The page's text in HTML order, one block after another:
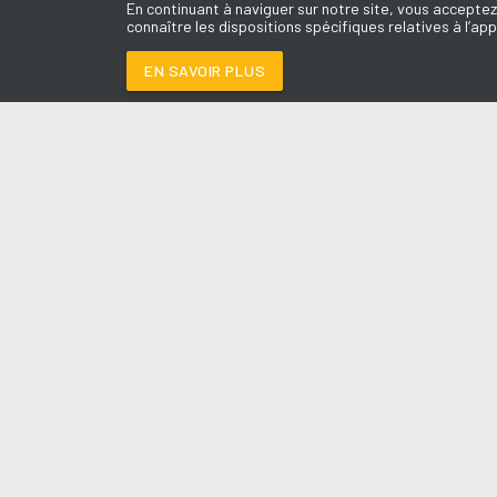
En continuant à naviguer sur notre site, vous
connaître les dispositions spécifiques relatives à
EN SAVOIR PLUS